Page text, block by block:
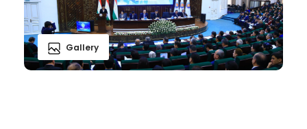
Gallery